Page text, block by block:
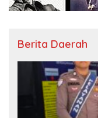
Berita Daerah